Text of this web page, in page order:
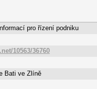
pro řízení podniku
10563/36760
Bati ve Zlíně